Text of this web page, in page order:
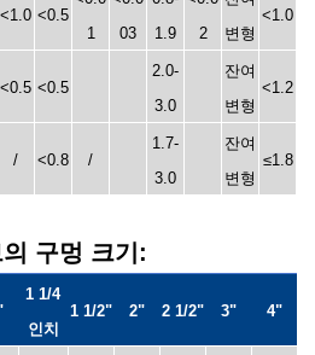
<1.0 <0.5
1
03
1.9
2
변형
<1.0
<0.5 <0.5
2.0-
3.0
잔여
변형
<1.2
/ <0.8 /
1.7-
3.0
잔여
변형
≤1.8
구멍 크기:
1 1/4
인치
1 1/2" 2" 2 1/2" 3" 4"